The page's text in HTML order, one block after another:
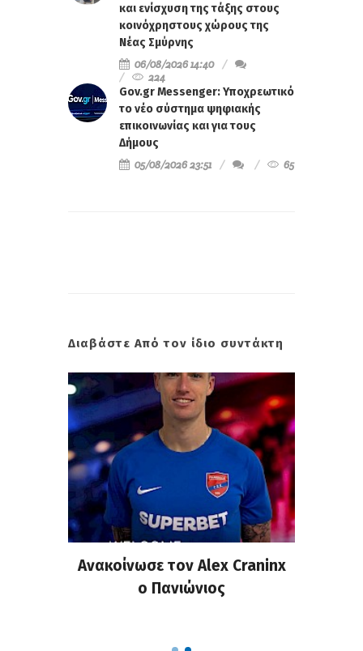
και ενίσχυση της τάξης στους
κοινόχρηστους χώρους της
Νέας Σμύρνης
06/08/2026 14:40
224
Gov.gr Messenger: Υποχρεωτικό
το νέο σύστημα ψηφιακής
επικοινωνίας και για τους
Δήμους
05/08/2026 23:51
65
Διαβάστε Από τον ίδιο συντάκτη
τον Alex Craninx
Πανιώνιος: Η επίσημη
απάντηση του Κώστα